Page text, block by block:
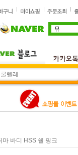
바디 HSS 쉘 핑크